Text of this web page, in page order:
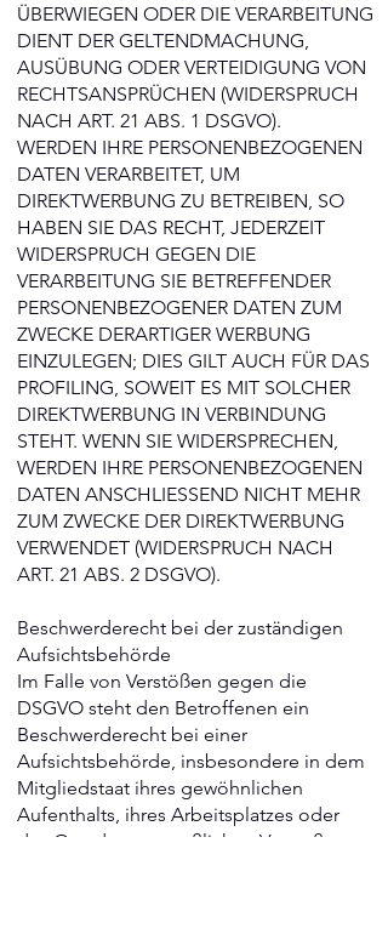
ÜBERWIEGEN ODER DIE VERARBEITUNG
DIENT DER GELTENDMACHUNG,
AUSÜBUNG ODER VERTEIDIGUNG VON
RECHTSANSPRÜCHEN (WIDERSPRUCH
NACH ART. 21 ABS. 1 DSGVO).
WERDEN IHRE PERSONENBEZOGENEN
DATEN VERARBEITET, UM
DIREKTWERBUNG ZU BETREIBEN, SO
HABEN SIE DAS RECHT, JEDERZEIT
WIDERSPRUCH GEGEN DIE
VERARBEITUNG SIE BETREFFENDER
PERSONENBEZOGENER DATEN ZUM
ZWECKE DERARTIGER WERBUNG
EINZULEGEN; DIES GILT AUCH FÜR DAS
PROFILING, SOWEIT ES MIT SOLCHER
DIREKTWERBUNG IN VERBINDUNG
STEHT. WENN SIE WIDERSPRECHEN,
WERDEN IHRE PERSONENBEZOGENEN
DATEN ANSCHLIESSEND NICHT MEHR
ZUM ZWECKE DER DIREKTWERBUNG
VERWENDET (WIDERSPRUCH NACH
ART. 21 ABS. 2 DSGVO).
Beschwerde­recht bei der zuständigen
Aufsichts­behörde
Im Falle von Verstößen gegen die
DSGVO steht den Betroffenen ein
Beschwerderecht bei einer
Aufsichtsbehörde, insbesondere in dem
Mitgliedstaat ihres gewöhnlichen
Aufenthalts, ihres Arbeitsplatzes oder
des Orts des mutmaßlichen Verstoßes zu.